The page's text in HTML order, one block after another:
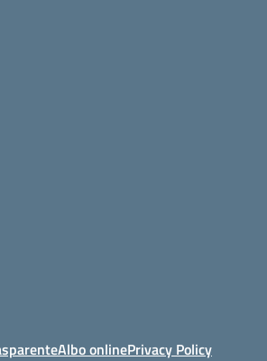
Albo onlinePrivacy Policy